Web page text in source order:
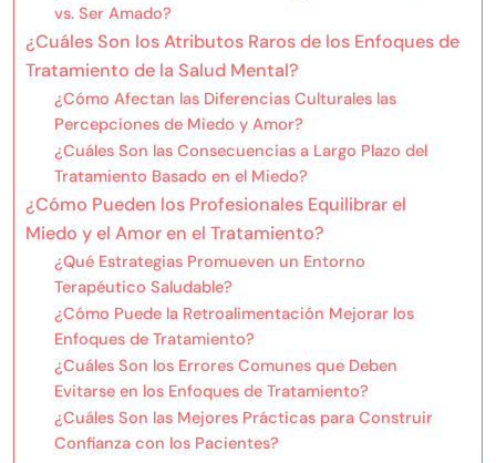
vs. Ser Amado?
¿Cuáles Son los Atributos Raros de los Enfoques de
Tratamiento de la Salud Mental?
¿Cómo Afectan las Diferencias Culturales las
Percepciones de Miedo y Amor?
¿Cuáles Son las Consecuencias a Largo Plazo del
Tratamiento Basado en el Miedo?
¿Cómo Pueden los Profesionales Equilibrar el
Miedo y el Amor en el Tratamiento?
¿Qué Estrategias Promueven un Entorno
Terapéutico Saludable?
¿Cómo Puede la Retroalimentación Mejorar los
Enfoques de Tratamiento?
¿Cuáles Son los Errores Comunes que Deben
Evitarse en los Enfoques de Tratamiento?
¿Cuáles Son las Mejores Prácticas para Construir
Confianza con los Pacientes?